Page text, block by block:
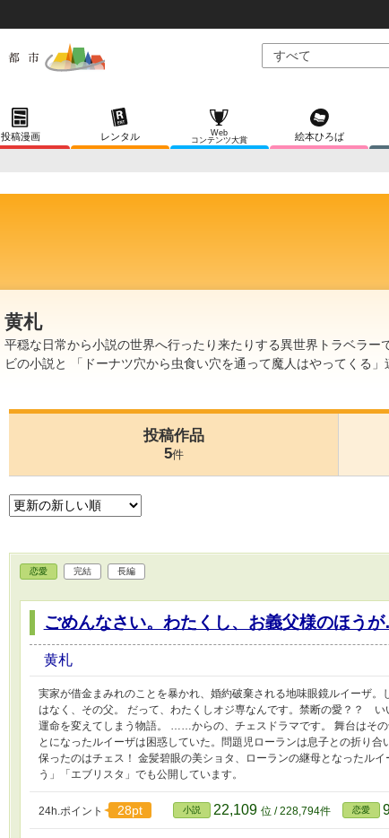
投稿漫画 レンタル
Web
コンテンツ大賞
絵本ひろば
黄札
平穏な日常から小説の世界へ行ったり来たりする異世界トラベラー
ビの小説と 「ドーナツ穴から虫食い穴を通って魔人はやってくる」
投稿作品
5件
恋愛 完結 長編
ごめんなさい。わたくし、お義父様のほう
黄札
実家が借金まみれのことを暴かれ、婚約破棄される地味眼鏡ルイーザ
はなく、その父。 だって、わたくしオジ専なんです。禁断の愛？？
運命を変えてしまう物語。 ……からの、チェスドラマです。 舞台はそ
とになったルイーザは困惑していた。問題児ローランは息子との折り
保ったのはチェス！ 金髪碧眼の美ショタ、ローランの継母となったル
う」「エブリスタ」でも公開しています。
24h.ポイント 28pt 小説 22,109 位 / 228,794件 恋愛